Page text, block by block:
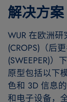
解决方案
WUR 在欧洲研
(CROPS)（后
(SWEEPER)）
原型包括以下
色和 3D 信息
和电子设备，